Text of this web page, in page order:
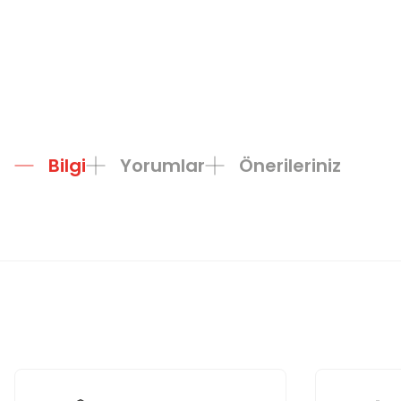
Bilgi Yorumlar Önerileriniz